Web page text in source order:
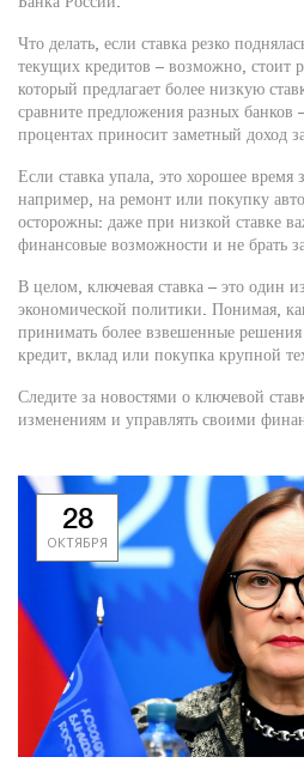
Что делать, если ставка резко
текущих кредитов – возможно, стоит
который предлагает более низкую
сравните предложения разных банков
процентах приносит заметный доход
Если ставка упала, это хорошее время
например, на ремонт или покупку
осторожны: даже при низкой ставке
финансовые возможности и не брать
В целом, ключевая ставка – это один
экономической политики. Понимая,
принимать более взвешенные решения
кредит, вклад или покупка крупной
Следите за новостями о ключевой
изменениям и управлять своими
28
ОКТЯБРЯ